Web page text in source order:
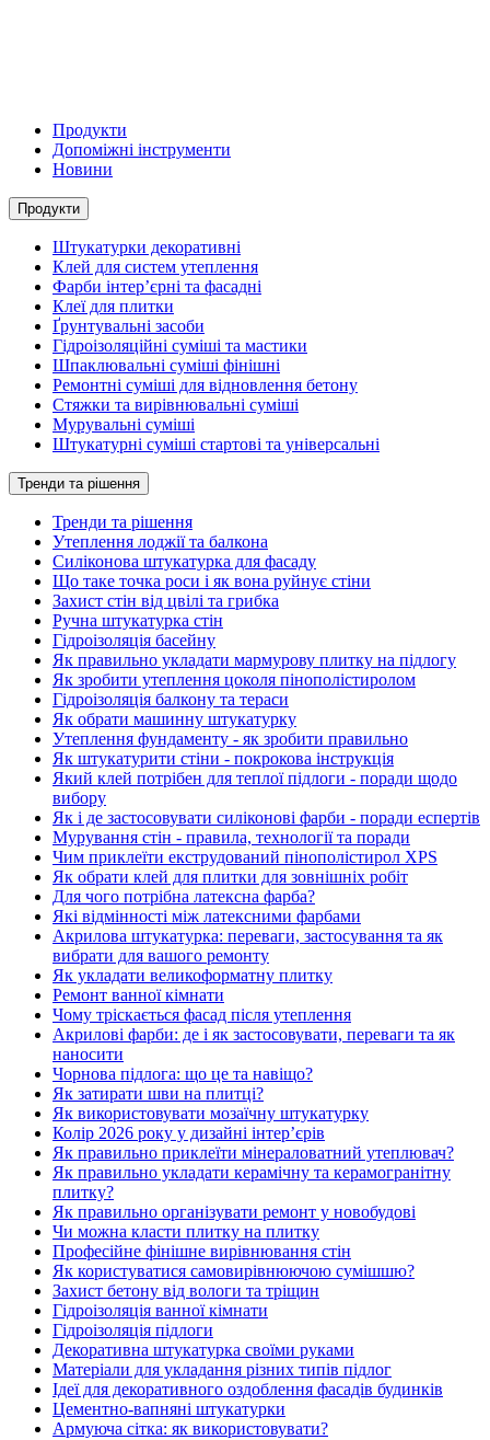
Продукти
Допоміжні інструменти
Новини
Продукти
Штукатурки декоративні
Клей для систем утеплення
Фарби інтер’єрні та фасадні
Клеї для плитки
Ґрунтувальні засоби
Гідроізоляційні суміші та мастики
Шпаклювальні суміші фінішні
Ремонтні суміші для відновлення бетону
Стяжки та вирівнювальні суміші
Мурувальні суміші
Штукатурні суміші стартові та універсальні
Тренди та рішення
Тренди та рішення
Утеплення лоджії та балкона
Силіконова штукатурка для фасаду
Що таке точка роси і як вона руйнує стіни
Захист стін від цвілі та грибка
Ручна штукатурка стін
Гідроізоляція басейну
Як правильно укладати мармурову плитку на підлогу
Як зробити утеплення цоколя пінополістиролом
Гідроізоляція балкону та тераси
Як обрати машинну штукатурку
Утеплення фундаменту - як зробити правильно
Як штукатурити стіни - покрокова інструкція
Який клей потрібен для теплої підлоги - поради щодо
вибору
Як і де застосовувати силіконові фарби - поради еспертів
Мурування стін - правила, технології та поради
Чим приклеїти екструдований пінополістирол XPS
Як обрати клей для плитки для зовнішніх робіт
Для чого потрібна латексна фарба?
Які відмінності між латексними фарбами
Акрилова штукатурка: переваги, застосування та як
вибрати для вашого ремонту
Як укладати великоформатну плитку
Ремонт ванної кімнати
Чому тріскається фасад після утеплення
Акрилові фарби: де і як застосовувати, переваги та як
наносити
Чорнова підлога: що це та навіщо?
Як затирати шви на плитці?
Як використовувати мозаїчну штукатурку
Колір 2026 року у дизайні інтерʼєрів
Як правильно приклеїти мінераловатний утеплювач?
Як правильно укладати керамічну та керамогранітну
плитку?
Як правильно організувати ремонт у новобудові
Чи можна класти плитку на плитку
Професійне фінішне вирівнювання стін
Як користуватися самовирівнюючою сумішшю?
Захист бетону від вологи та тріщин
Гідроізоляція ванної кімнати
Гідроізоляція підлоги
Декоративна штукатурка своїми руками
Матеріали для укладання різних типів підлог
Ідеї для декоративного оздоблення фасадів будинків
Цементно-вапняні штукатурки
Армуюча сітка: як використовувати?